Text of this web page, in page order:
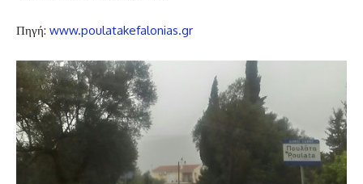
Πηγή: www.poulatakefalonias.gr